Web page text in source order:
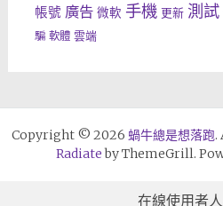
帳號 廣告 微軟 手機 更新 測試
騙 軟體 雲端
Copyright © 2026 蝸牛總是想落跑.
Radiateby ThemeGrill.
在線使用者